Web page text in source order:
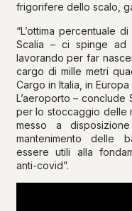
frigorifere dello scalo,
“L’ottima percentuale
Scalia – ci spinge ad
lavorando per far
cargo di mille metri
Cargo in Italia, in
L’aeroporto – conclude
per lo stoccaggio delle
messo a
mantenimento delle
essere utili alla
anti-covid”.